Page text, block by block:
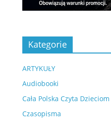
Kategorie
ARTYKUŁY
Audiobooki
Cała Polska Czyta Dzieciom
Czasopisma